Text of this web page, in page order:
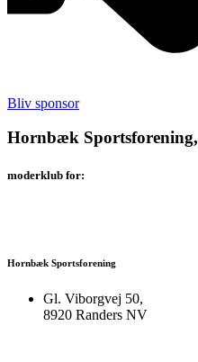
Bliv sponsor
Hornbæk Sportsforening,
moderklub for:
Hornbæk Sportsforening
Gl. Viborgvej 50,
8920 Randers NV